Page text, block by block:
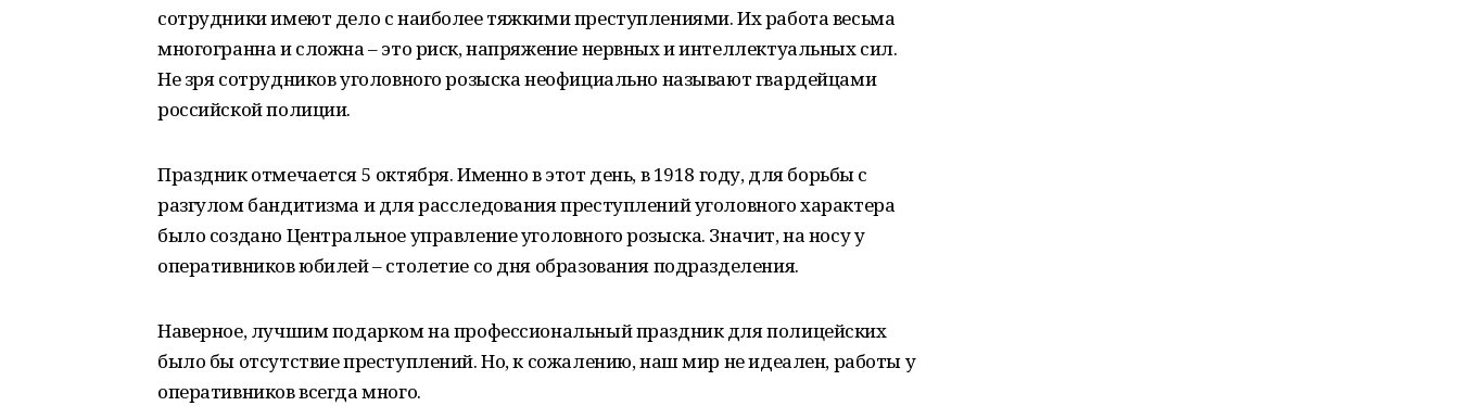
сотрудники имеют дело с наиболее тяжкими преступлениями. Их работа весьма
многогранна и сложна – это риск, напряжение нервных и интеллектуальных сил.
Не зря сотрудников уголовного розыска неофициально называют гвардейцами
российской полиции.
Праздник отмечается 5 октября. Именно в этот день, в 1918 году, для борьбы с
разгулом бандитизма и для расследования преступлений уголовного характера
было создано Центральное управление уголовного розыска. Значит, на носу у
оперативников юбилей – столетие со дня образования подразделения.
Наверное, лучшим подарком на профессиональный праздник для полицейских
было бы отсутствие преступлений. Но, к сожалению, наш мир не идеален, работы у
оперативников всегда много.